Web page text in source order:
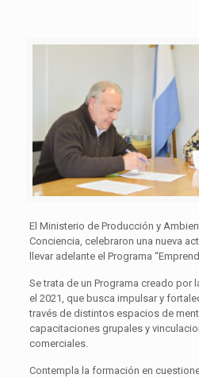
El Ministerio de Producción y
Conciencia, celebraron una nueva
llevar adelante el Programa
Se trata de un Programa creado por
el 2021, que busca impulsar y
través de distintos espacios de
capacitaciones grupales y
comerciales.
Contempla la formación en